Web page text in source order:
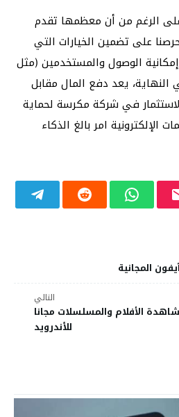
على الرغم من أن معظمها تقدم
على تضمين الخيارات التي
الوصول والمستخدمين (مثل
يعد دفع المال مقابل
في شركة مكرسة لحماية
الإلكترونية امر بالغ الذكاء
التالي
مشاهدة الأفلام والمسلسلات مجانا
للأندرويد